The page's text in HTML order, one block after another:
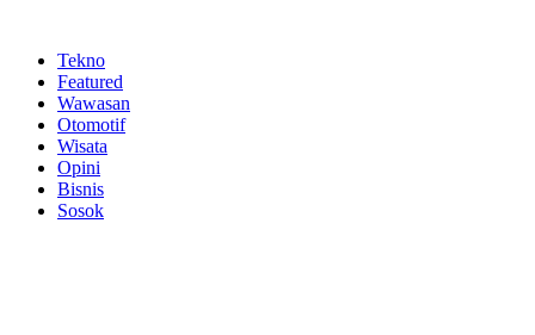
contentTekno
Featured
Wawasan
Otomotif
Wisata
Opini
Bisnis
Sosok